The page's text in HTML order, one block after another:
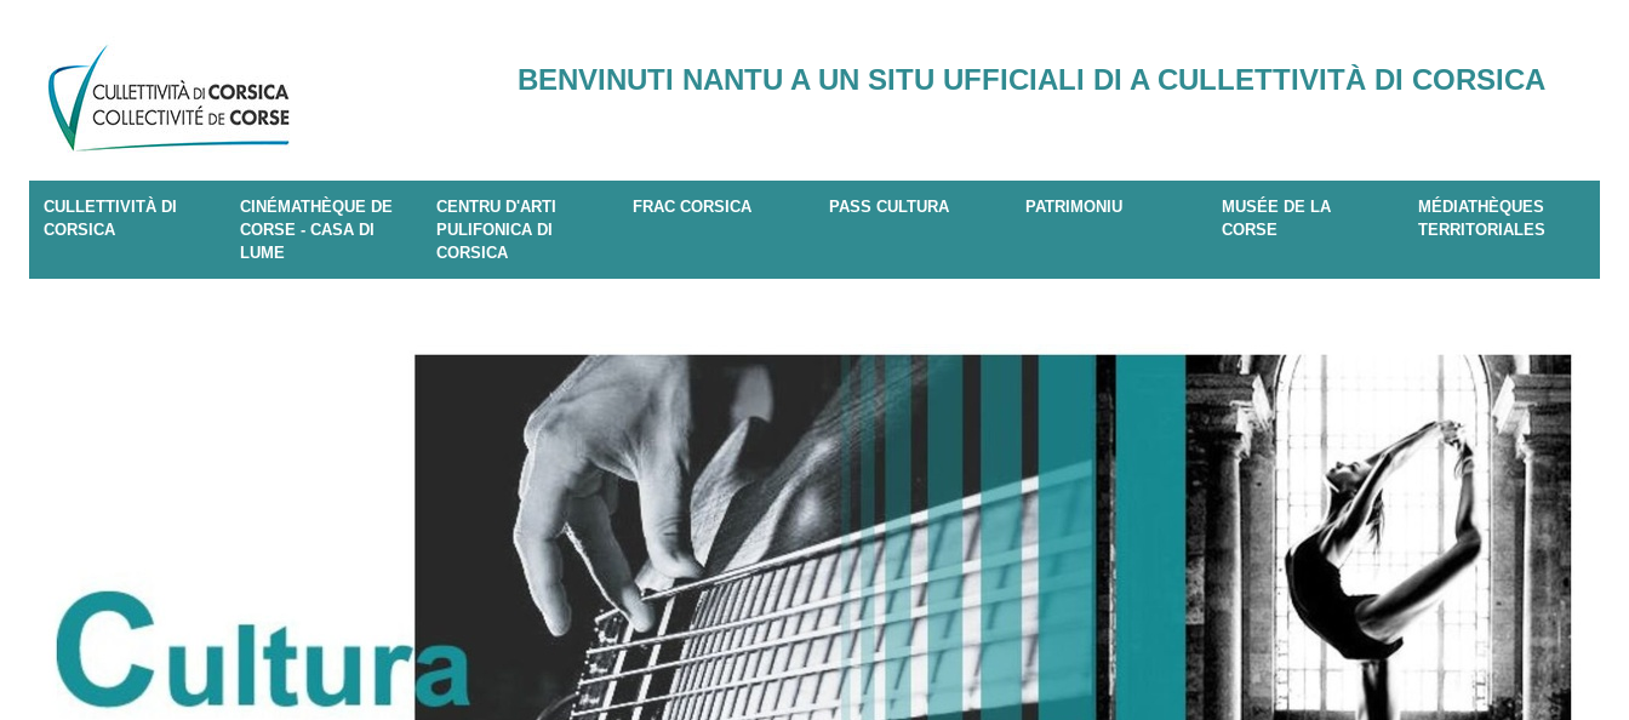
BENVINUTI NANTU A UN SITU UFFICIALI DI A CULLETTIVITÀ DI CORSICA
CULLETTIVITÀ DI
CORSICA
CINÉMATHÈQUE DE
CORSE - CASA DI
LUME
CENTRU D'ARTI
PULIFONICA DI
CORSICA
FRAC CORSICA PASS CULTURA PATRIMONIU
MUSÉE DE LA
CORSE
MÉDIATHÈQUES
TERRITORIALES